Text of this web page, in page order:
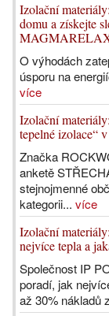
Izolační
domu a získejte
O výhodách
úsporu na
více
Izolační
tepelné izolace“
Značka
anketě
stejnojmenné
kategorii... více
Izolační
nejvíce tepla a
Společnost IP
poradí, jak
až 30% nákladů